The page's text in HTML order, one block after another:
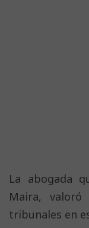
La abogada
Maira,
tribunales en